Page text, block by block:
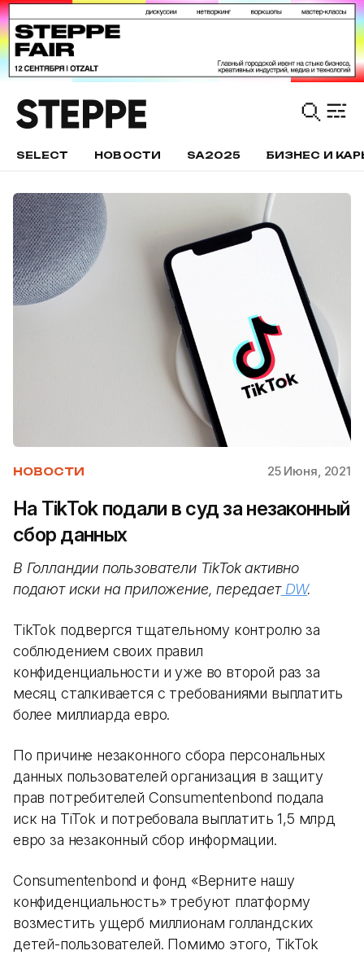
SELECT НОВОСТИ SA2025 БИЗНЕС И
НОВОСТИ 25 Июня, 2021
На TikTok подали в суд за незаконный
сбор данных
В Голландии пользователи TikTok активно
подают иски на приложение, передаетDW.
TikTok подвергся тщательному контролю за
соблюдением своих правил
конфиденциальности и уже во второй раз за
месяц сталкивается с требованиями выплатить
более миллиарда евро.
По причине незаконного сбора персональных
данных пользователей организация в защиту
прав потребителей Consumentenbond подала
иск на TiTok и потребовала выплатить 1,5 млрд
евро за незаконный сбор информации.
Consumentenbond и фонд «Верните нашу
конфиденциальность» требуют платформу
возместить ущерб миллионам голландских
детей-пользователей. Помимо этого, TikTok